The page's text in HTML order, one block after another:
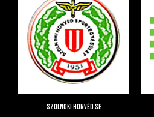
Szolnoki Honvéd SE